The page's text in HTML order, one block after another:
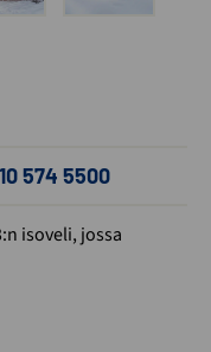
574 5500
isoveli, jossa